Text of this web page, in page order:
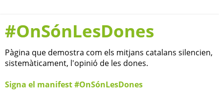
#OnSónLesDones
Pàgina que demostra com els mitjans catalans silencien,
sistemàticament, l'opinió de les dones.
Signa el manifest #OnSónLesDones